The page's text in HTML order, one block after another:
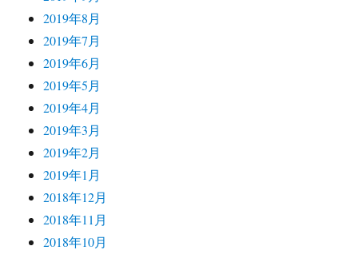
2019年8月
2019年7月
2019年6月
2019年5月
2019年4月
2019年3月
2019年2月
2019年1月
2018年12月
2018年11月
2018年10月